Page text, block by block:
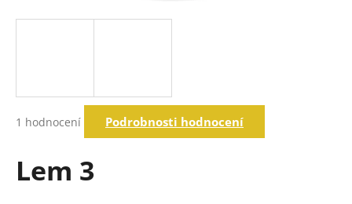
hodnocení
1 hodnocení Podrobnosti hodnocení
Lem 3
a
?